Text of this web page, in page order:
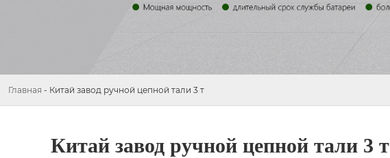
Главная - Китай завод ручной цепной тали 3 т
Китай завод ручной цепной тали 3 т